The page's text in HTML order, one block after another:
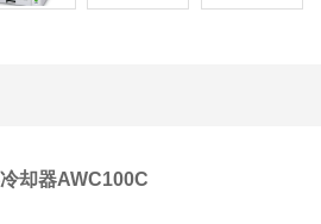
却器AWC100C